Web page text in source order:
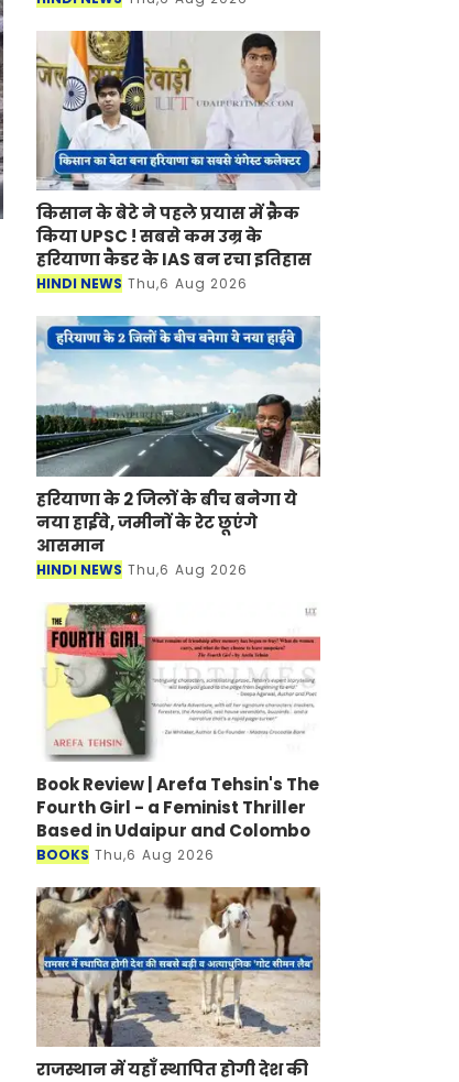
किसान के बेटे ने पहले प्रयास में क्रैक
किया UPSC ! सबसे कम उम्र के
हरियाणा कैडर के IAS बन रचा इतिहास
HINDI NEWS Thu,6 Aug 2026
हरियाणा के 2 जिलों के बीच बनेगा ये
नया हाईवे, जमीनों के रेट छूएंगे
आसमान
HINDI NEWS Thu,6 Aug 2026
Book Review | Arefa Tehsin's The
Fourth Girl - a Feminist Thriller
Based in Udaipur and Colombo
BOOKS Thu,6 Aug 2026
राजस्थान में यहाँ स्थापित होगी देश की